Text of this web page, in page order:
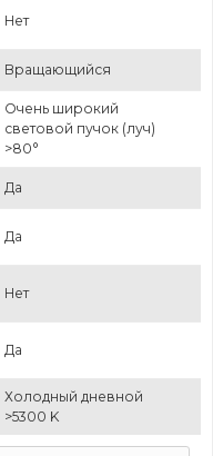
Нет
Вращающийся
Очень широкий
световой пучок (луч)
>80°
Да
Да
Нет
Да
Холодный дневной
>5300 K